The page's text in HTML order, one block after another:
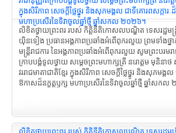
ក្នុងសិរីភាព សេចក្តីថ្លៃថ្នូរ និងសុភមង្គល ជាទីគោរពសក្ការ
មហាប្រសើរនៃទិវាចូលឆ្នាំថ្មី ឆ្នាំសកល ២០២៦។
លិខិតថ្វាយព្រះពរ របស់ កិត្តិនីតិកោសលបណ្ឌិត ទេសរដ្ឋមន្
យ៉ិនទៀង ប្រធានអង្គភាពប្រឆាំងអំពើពុករលួយ ព្រមទាំងថ្ន
មន្ត្រីរាជការ នៃអង្គភាពប្រឆាំងអំពើពុករលួយ សូមព្រះបរមរា
ក្រាបបង្គំទូលថ្វាយ សម្តេចព្រះមហាក្សត្រី នរោត្តម មុនិនា
វររាជមាតាជាតិខ្មែរ ក្នុងសិរីភាព សេចក្តីថ្លៃថ្នូរ និងសុភមង្
ឱកាសដ៏នក្ខត្តឫក្ស មហាប្រសើរនៃទិវាចូលឆ្នាំថ្មី ឆ្នាំសក